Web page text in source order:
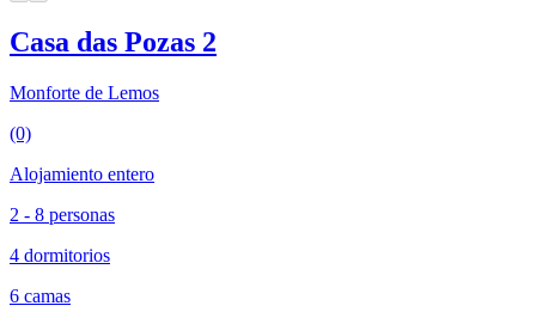
Casa das Pozas 2
Monforte de Lemos
(0)
Alojamiento entero
2 - 8 personas
4 dormitorios
6 camas